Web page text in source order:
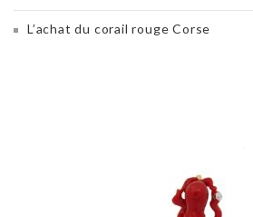
L’achat du corail rouge Corse